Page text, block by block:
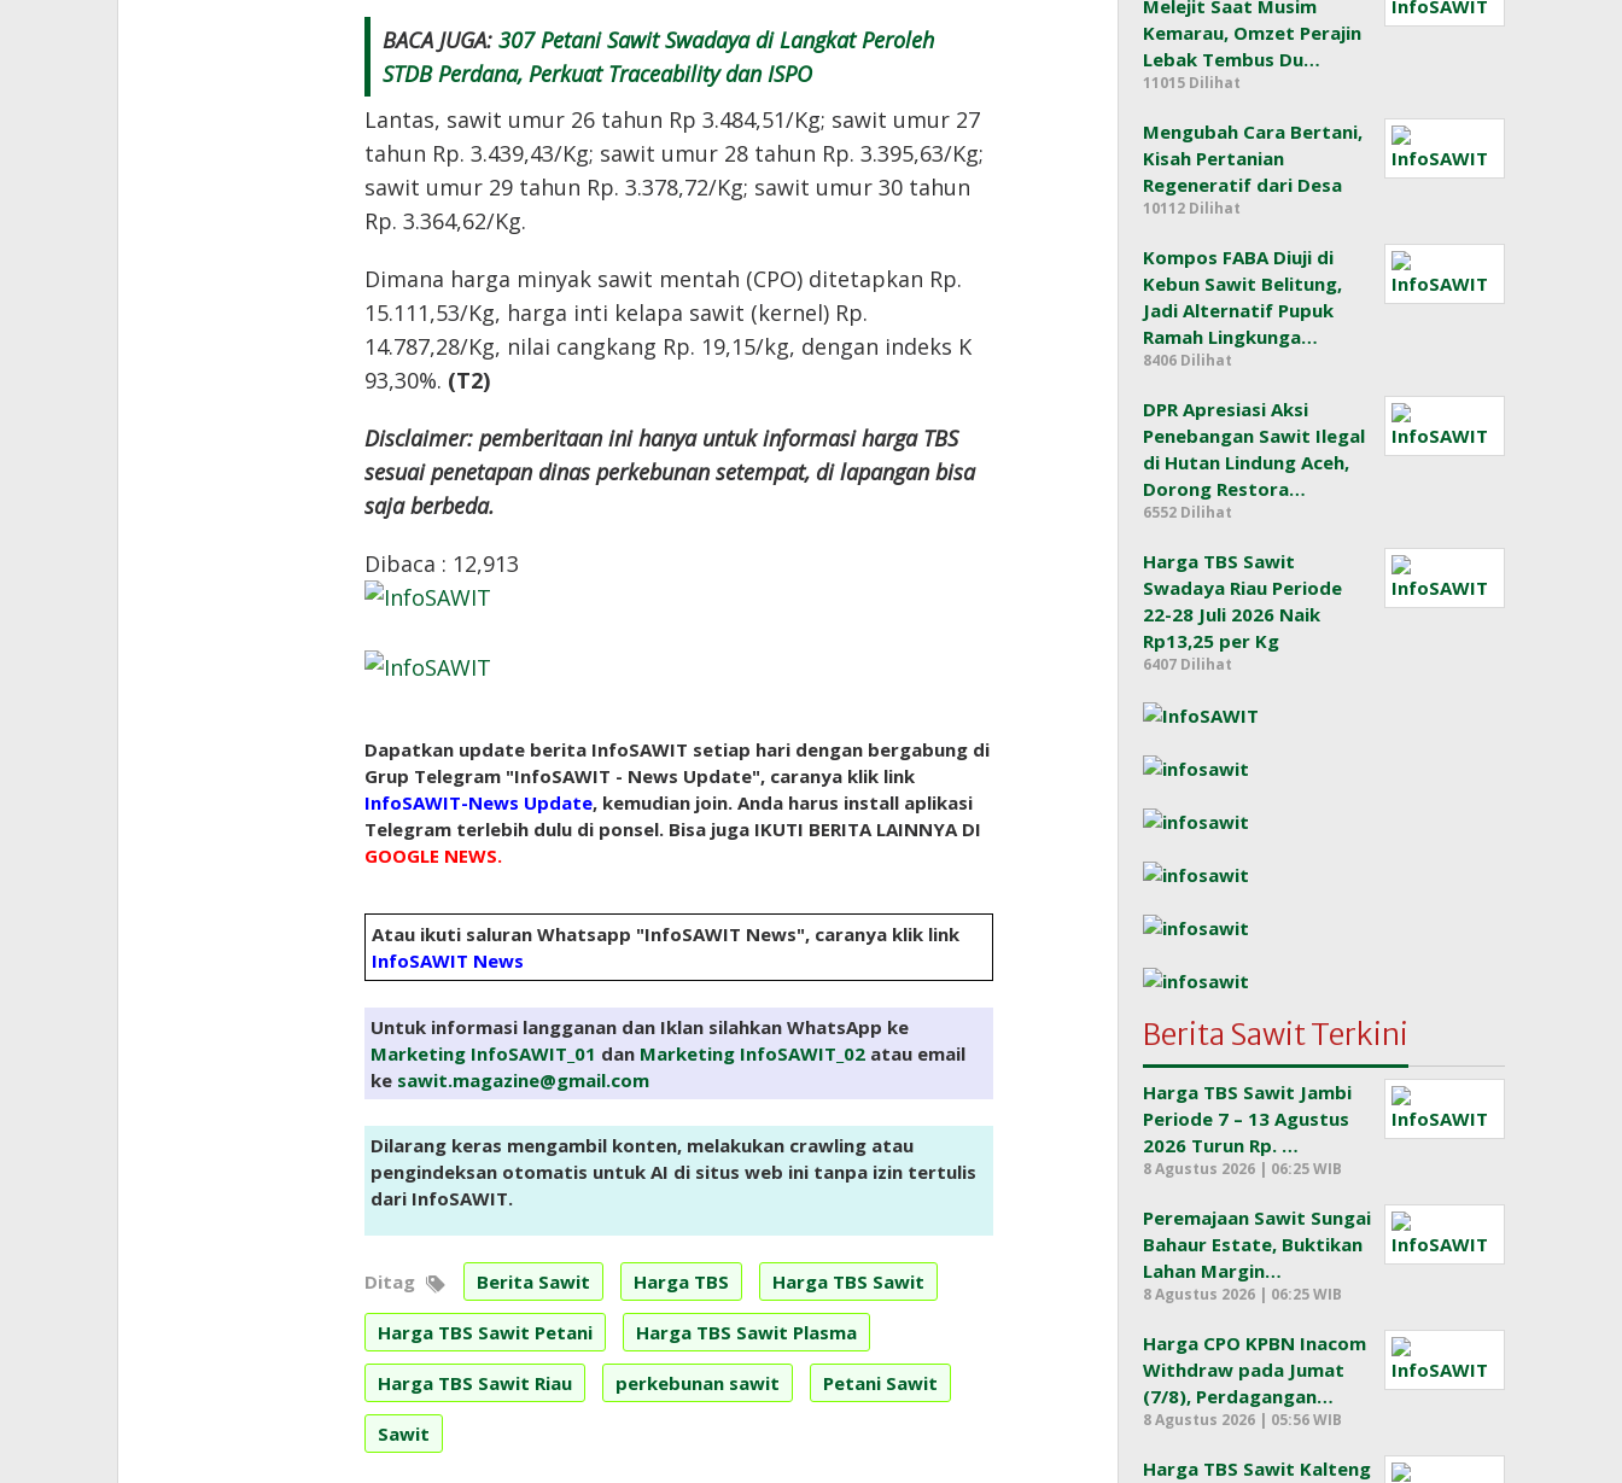
BACA JUGA: 307 Petani Sawit Swadaya di Langkat Peroleh
STDB Perdana, Perkuat Traceability dan ISPO
Lantas, sawit umur 26 tahun Rp 3.484,51/Kg; sawit umur 27
tahun Rp. 3.439,43/Kg; sawit umur 28 tahun Rp. 3.395,63/Kg;
sawit umur 29 tahun Rp. 3.378,72/Kg; sawit umur 30 tahun
Rp. 3.364,62/Kg.
Dimana harga minyak sawit mentah (CPO) ditetapkan Rp.
15.111,53/Kg, harga inti kelapa sawit (kernel) Rp.
14.787,28/Kg, nilai cangkang Rp. 19,15/kg, dengan indeks K
93,30%. (T2)
Disclaimer: pemberitaan ini hanya untuk informasi harga TBS
sesuai penetapan dinas perkebunan setempat, di lapangan bisa
saja berbeda.
Dibaca : 12,913
Dapatkan update berita InfoSAWIT setiap hari dengan bergabung di
Grup Telegram "InfoSAWIT - News Update", caranya klik link
InfoSAWIT-News Update, kemudian join. Anda harus install aplikasi
Telegram terlebih dulu di ponsel. Bisa juga IKUTI BERITA LAINNYA DI
GOOGLE NEWS.
Atau ikuti saluran Whatsapp "InfoSAWIT News", caranya klik link
InfoSAWIT News
Untuk informasi langganan dan Iklan silahkan WhatsApp ke
Marketing InfoSAWIT_01 dan Marketing InfoSAWIT_02atau email
ke sawit.magazine@gmail.com
Dilarang keras mengambil konten, melakukan crawling atau
pengindeksan otomatis untuk AI di situs web ini tanpa izin tertulis
dari InfoSAWIT.
Ditag Berita Sawit Harga TBS Harga TBS Sawit
Harga TBS Sawit Petani Harga TBS Sawit Plasma
Harga TBS Sawit Riau perkebunan sawit Petani Sawit
Sawit
Melejit Saat Musim
Kemarau, Omzet Perajin
Lebak Tembus Du…
11015 Dilihat
Mengubah Cara Bertani,
Kisah Pertanian
Regeneratif dari Desa
10112 Dilihat
Kompos FABA Diuji di
Kebun Sawit Belitung,
Jadi Alternatif Pupuk
Ramah Lingkunga…
8406 Dilihat
DPR Apresiasi Aksi
Penebangan Sawit Ilegal
di Hutan Lindung Aceh,
Dorong Restora…
6552 Dilihat
Harga TBS Sawit
Swadaya Riau Periode
22-28 Juli 2026 Naik
Rp13,25 per Kg
6407 Dilihat
Berita Sawit Terkini
Harga TBS Sawit Jambi
Periode 7 – 13 Agustus
2026 Turun Rp. …
8 Agustus 2026 | 06:25 WIB
Peremajaan Sawit Sungai
Bahaur Estate, Buktikan
Lahan Margin…
8 Agustus 2026 | 06:25 WIB
Harga CPO KPBN Inacom
Withdraw pada Jumat
(7/8), Perdagangan…
8 Agustus 2026 | 05:56 WIB
Harga TBS Sawit Kalteng